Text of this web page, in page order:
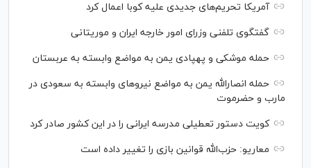
آمریکا تحریم‌های جدیدی علیه کوبا اعمال کرد
گفتگوی تلفنی وزرای امور خارجه ایران و موریتانی
حمله موشکی و پهپادی یمن به مواضع وابسته به عربستان
حمله انصارالله یمن به مواضع نیرو‌های وابسته به سعودی در
مارب و حضرموت
کویت دستور تعطیلی مدرسه ایرانی را در این کشور صادر کرد
معاریو: حزب‌الله قوانین بازی را تغییر داده است